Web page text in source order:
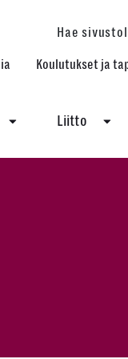
Hae
Koulutukset ja
Liitto